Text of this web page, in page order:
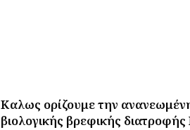
Καλως ορίζουμε την
βιολογικής βρεφικής